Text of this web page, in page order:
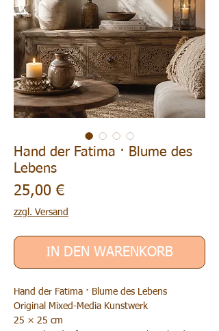
Hand der Fatima · Blume des
Lebens
25,00 €Preis
zzgl. Versand
IN DEN WARENKORB
Hand der Fatima · Blume des Lebens
Original Mixed-Media Kunstwerk
25 × 25 cm